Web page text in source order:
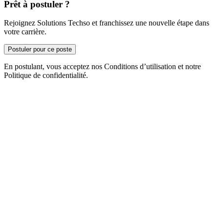
Prêt à postuler ?
Rejoignez Solutions Techso et franchissez une nouvelle étape dans
votre carrière.
Postuler pour ce poste
En postulant, vous acceptez nos Conditions d’utilisation et notre
Politique de confidentialité.